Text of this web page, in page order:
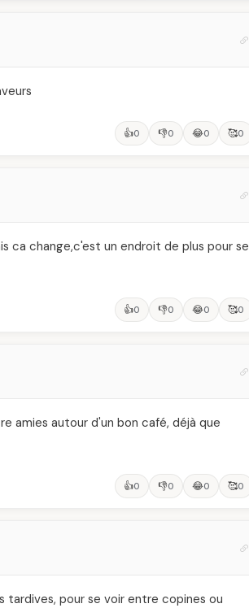
👍0 👎0 😂0 🥰0
ca change,c'est un endroit de plus pour se
👍0 👎0 😂0 🥰0
amies autour d'un bon café, déjà que
👍0 👎0 😂0 🥰0
pour se voir entre copines ou